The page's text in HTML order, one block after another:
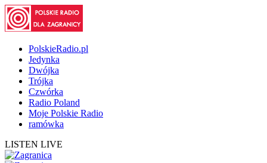
PolskieRadio.pl
Jedynka
Dwójka
Trójka
Czwórka
Radio Poland
Moje Polskie Radio
ramówka
LISTEN LIVE